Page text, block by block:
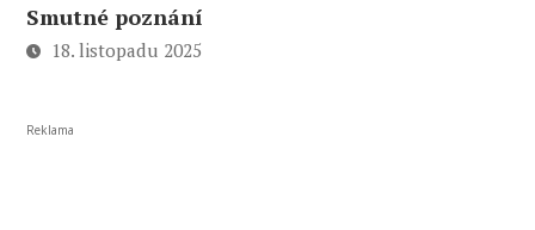
Smutné poznání
18. listopadu 2025
Reklama